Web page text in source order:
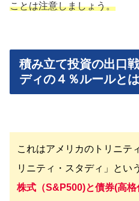
ことは注意しましょう。
積み立て投資の出口
ディの４％ルールとは
これはアメリカのトリニテ
リニティ・スタディ」とい
株式（S&P500)と債券(高